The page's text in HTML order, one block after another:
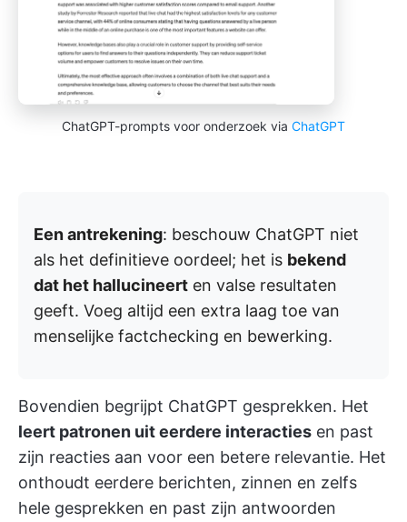
ChatGPT-prompts voor onderzoek via ChatGPT
Een antrekening: beschouw ChatGPT niet
als het definitieve oordeel; het is bekend
dat het hallucineert en valse resultaten
geeft. Voeg altijd een extra laag toe van
menselijke factchecking en bewerking.
Bovendien begrijpt ChatGPT gesprekken. Het
leert patronen uit eerdere interacties en past
zijn reacties aan voor een betere relevantie. Het
onthoudt eerdere berichten, zinnen en zelfs
hele gesprekken en past zijn antwoorden